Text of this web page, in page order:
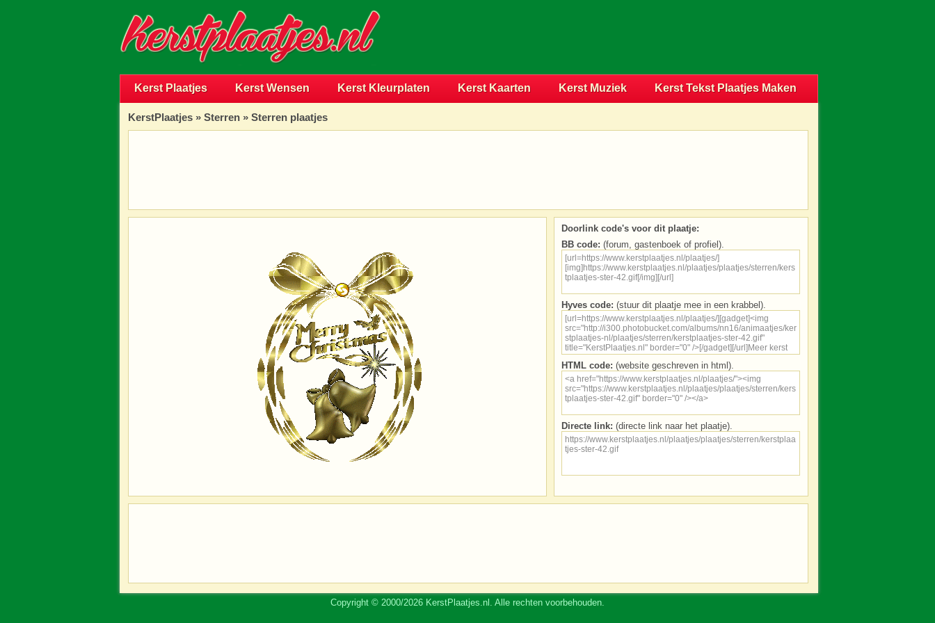
Kerst Plaatjes Kerst Wensen Kerst Kleurplaten Kerst Kaarten Kerst Muziek Kerst Tekst Plaatjes Maken
KerstPlaatjes » Sterren » Sterren plaatjes
Doorlink code's voor dit plaatje:
BB code: (forum, gastenboek of profiel).
Hyves code: (stuur dit plaatje mee in een krabbel).
HTML code: (website geschreven in html).
Directe link: (directe link naar het plaatje).
Copyright © 2000/2026 KerstPlaatjes.nl. Alle rechten voorbehouden.